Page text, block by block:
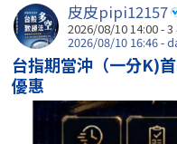
皮皮pipi12157
2026/08/10 14:00 -3
2026/08/10 16:46 -
台指期當沖（一分K)
優惠